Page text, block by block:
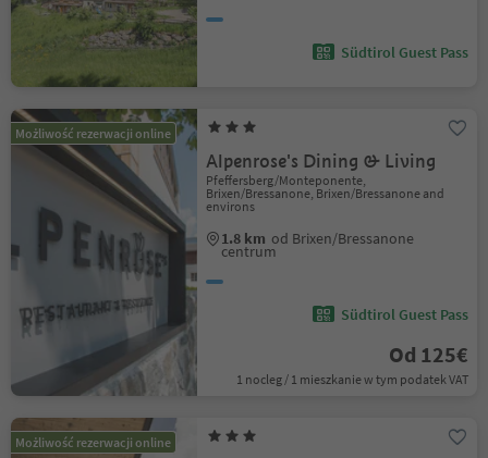
Südtirol Guest Pass
Możliwość rezerwacji online
Alpenrose's Dining & Living
Pfeffersberg/Monteponente,
Brixen/Bressanone, Brixen/Bressanone and
environs
1.8 km od Brixen/Bressanone
centrum
Südtirol Guest Pass
Od 125€
1 nocleg / 1 mieszkanie w tym podatek VAT
Możliwość rezerwacji online